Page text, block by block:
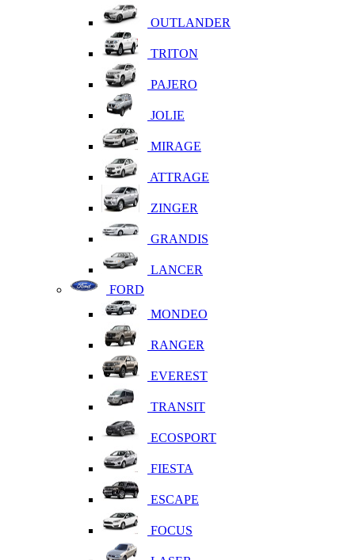
OUTLANDER
TRITON
PAJERO
JOLIE
MIRAGE
ATTRAGE
ZINGER
GRANDIS
LANCER
FORD
MONDEO
RANGER
EVEREST
TRANSIT
ECOSPORT
FIESTA
ESCAPE
FOCUS